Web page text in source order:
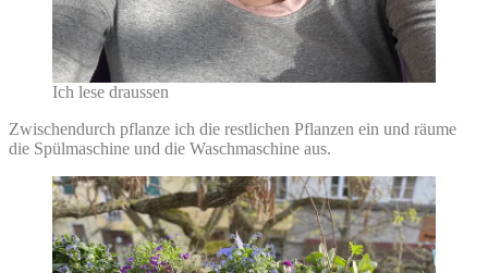
Ich lese draussen
Zwischendurch pflanze ich die restlichen Pflanzen ein und räume
die Spülmaschine und die Waschmaschine aus.